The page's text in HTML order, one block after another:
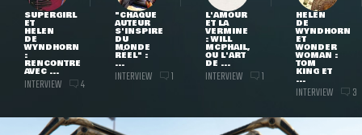
SUPERGIRL
ET
HELEN
DE
WYNDHORN
:
RENCONTRE
AVEC ...
INTERVIEW 4
"CHAQUE
AUTEUR
S'INSPIRE
DU
MONDE
RÉEL" :
...
INTERVIEW 1
L'AMOUR
ET LA
VERMINE
: WILL
MCPHAIL,
OU L'ART
DE ...
INTERVIEW 1
HELEN
DE
WYNDHORN
ET
WONDER
WOMAN :
TOM
KING ET
...
INTERVIEW 3